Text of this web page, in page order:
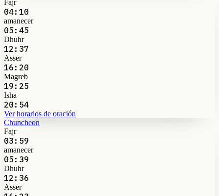
Fajr
04:10
amanecer
05:45
Dhuhr
12:37
Asser
16:20
Magreb
19:25
Isha
20:54
Ver horarios de oración
Chuncheon
Fajr
03:59
amanecer
05:39
Dhuhr
12:36
Asser